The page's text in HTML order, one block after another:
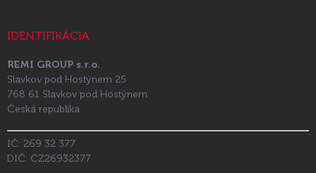
IDENTIFIKÁCIA
REMI GROUP s.r.o.
Slavkov pod Hostýnem 25
768 61 Slavkov pod Hostýnem
Česká republika
IČ: 269 32 377
DIČ: CZ26932377